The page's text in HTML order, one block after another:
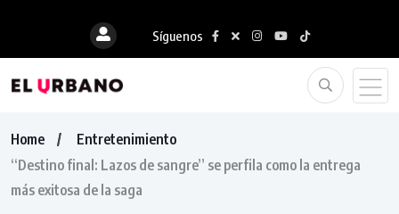
Síguenos
Home
Entretenimiento
“Destino final: Lazos de sangre” se perfila como la entrega
más exitosa de la saga